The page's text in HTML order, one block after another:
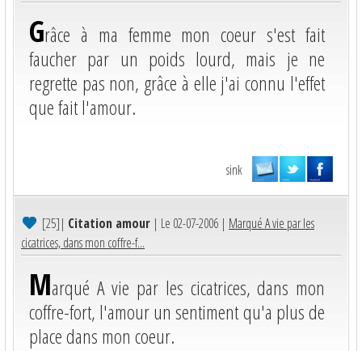
Grâce à ma femme mon coeur s'est fait
faucher par un poids lourd, mais je ne
regrette pas non, grâce à elle j'ai connu l'effet
que fait l'amour.
sink
[25]| Citation amour | Le 02-07-2006 | Marqué A vie par les
cicatrices, dans mon coffre-f...
Marqué A vie par les cicatrices, dans mon
coffre-fort, l'amour un sentiment qu'a plus de
place dans mon coeur.